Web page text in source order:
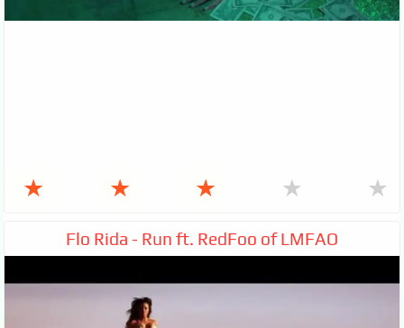
★ ★ ★ ★ ★
Flo Rida - Run ft. RedFoo of LMFAO